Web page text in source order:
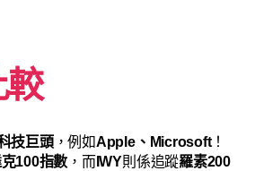
較
技巨頭，例如Apple、Microsoft！
100指數 ，而 IWY則係追蹤羅素200